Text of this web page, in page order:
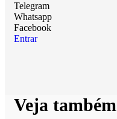
Telegram
Whatsapp
Facebook
Entrar
Veja também